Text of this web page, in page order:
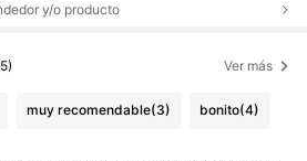
y/o producto
Ver más
muy recomendable(3) bonito(4)